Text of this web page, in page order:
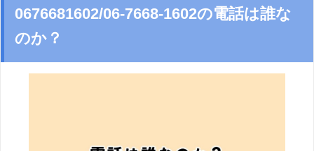
0676681602/06-7668-1602の電話は誰な
のか？